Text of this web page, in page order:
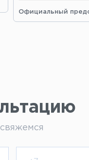
Официальный